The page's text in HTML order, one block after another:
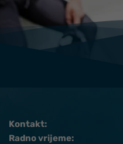
Kontakt:
Radno vrijeme: